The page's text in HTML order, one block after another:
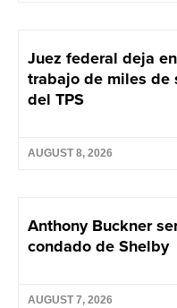
Juez federal deja
trabajo de miles de
del TPS
AUGUST 8, 2026
Anthony Buckner
condado de Shelby
AUGUST 7, 2026